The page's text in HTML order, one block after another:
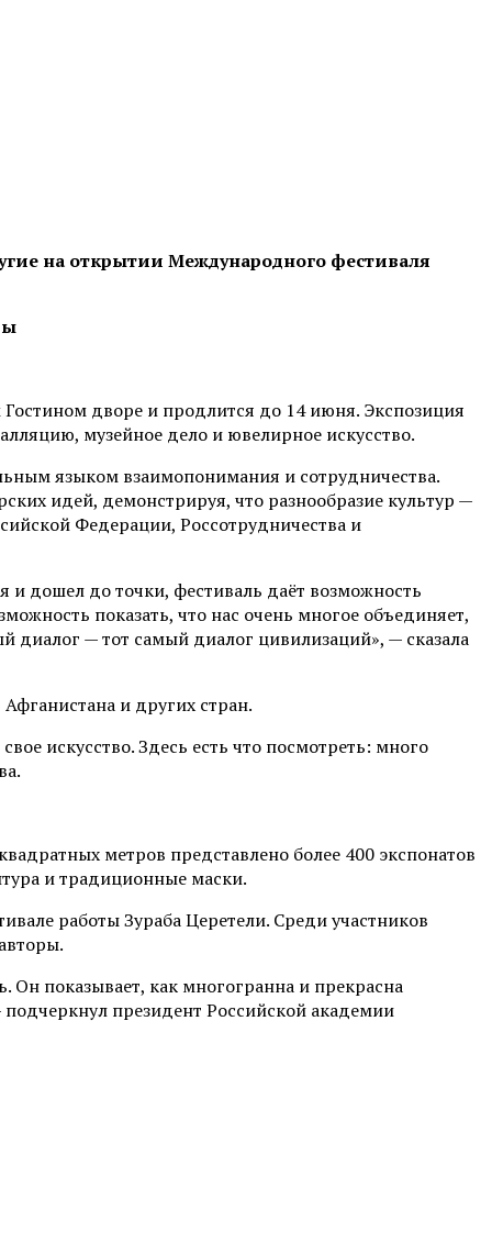
на открытии Международного фестиваля
дворе и продлится до 14 июня. Экспозиция
музейное дело и ювелирное искусство.
языком взаимопонимания и сотрудничества.
идей, демонстрируя, что разнообразие культур —
Федерации, Россотрудничества и
и дошел до точки, фестиваль даёт возможность
показать, что нас очень многое объединяет,
диалог — тот самый диалог цивилизаций», — сказала
и других стран.
искусство. Здесь есть что посмотреть: много
метров представлено более 400 экспонатов
и традиционные маски.
работы Зураба Церетели. Среди участников
Он показывает, как многогранна и прекрасна
президент Российской академии